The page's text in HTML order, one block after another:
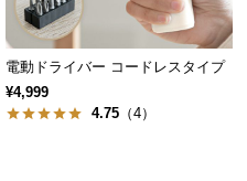
電動ドライバー コードレスタイプ
¥4,999
4.75 （4）